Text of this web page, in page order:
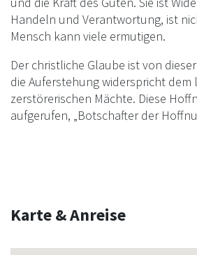
Handeln und Verantwortung, ist
Mensch kann viele ermutigen.
Der christliche Glaube ist von
die Auferstehung widerspricht
zerstörerischen Mächte. Diese
aufgerufen, „Botschafter der
Karte & Anreise